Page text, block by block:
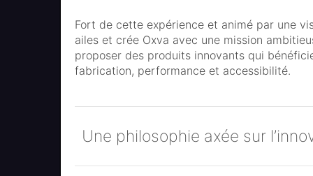
Fort de cette expérience et animé par une
ailes et crée Oxva avec une mission
proposer des produits innovants qui
fabrication, performance et accessibilité.
Une philosophie axée sur